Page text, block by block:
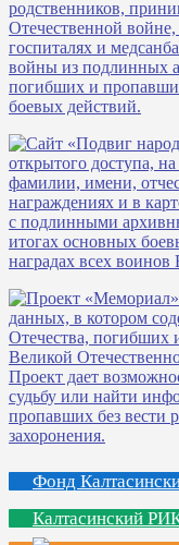
Фонд
Калтасинский